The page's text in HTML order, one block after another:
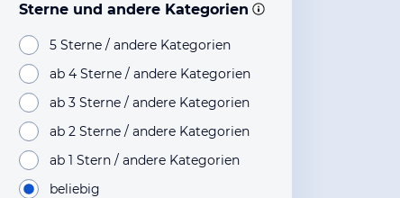
Sterne und andere Kategorien
5 Sterne / andere Kategorien
ab 4 Sterne / andere Kategorien
ab 3 Sterne / andere Kategorien
ab 2 Sterne / andere Kategorien
ab 1 Stern / andere Kategorien
beliebig